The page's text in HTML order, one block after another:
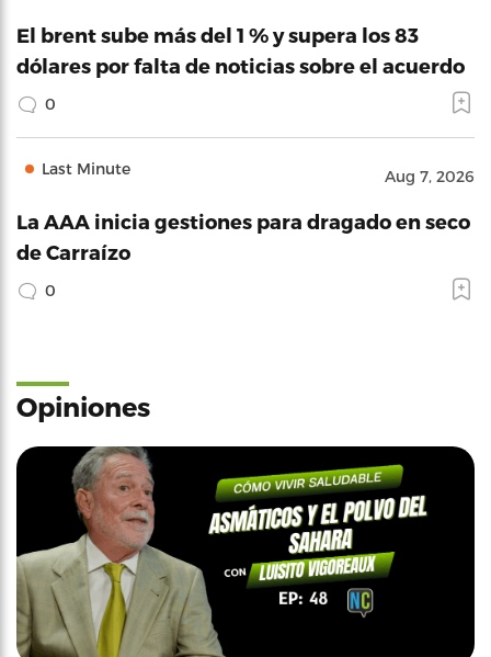
El brent sube más del 1 % y supera los 83
dólares por falta de noticias sobre el acuerdo
0
Last Minute Aug 7, 2026
La AAA inicia gestiones para dragado en seco
de Carraízo
0
Opiniones